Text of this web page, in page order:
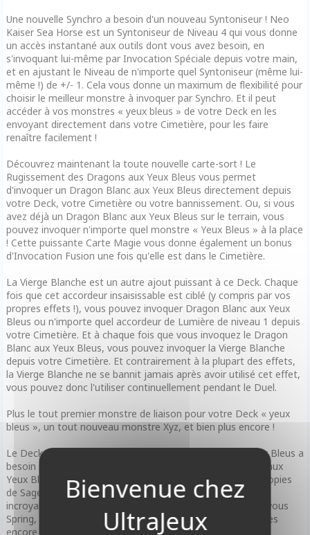
Une nouvelle Synchro a besoin d'un nouveau Syntoniseur ! Neo
Kaiser Sea Horse est un Syntoniseur de Niveau 4 qui vous donne
un accès instantané aux outils dont vous avez besoin, en
s'invoquant lui-même par Invocation Spéciale depuis votre main,
et en ajustant le Niveau de n'importe quel Syntoniseur (même lui-
même !) de +/- 1. Cela vous donne un maximum de flexibilité pour
choisir le meilleur monstre à invoquer par Synchro. Et il peut
accéder à vos monstres « yeux bleus » de votre Deck en les
envoyant directement dans votre Cimetière, pour les faire
renaître facilement !
Découvrez maintenant la toute nouvelle carte-sort ! Le
Rugissement des Dragons aux Yeux Bleus vous permet
d'invoquer un Dragon Blanc aux Yeux Bleus directement depuis
votre Deck, votre Cimetière ou votre bannissement. Ou, si vous
avez déjà un Dragon Blanc aux Yeux Bleus sur le terrain, vous
pouvez invoquer n'importe quel monstre « Yeux Bleus » à la place
! Cette puissante Carte Magie vous donne également un bonus
d'Invocation Fusion une fois qu'elle est dans le Cimetière.
La Vierge Blanche est un autre ajout puissant à ce Deck. Chaque
fois que cet accordeur insaisissable est ciblé (y compris par vos
propres effets !), vous pouvez invoquer Dragon Blanc aux Yeux
Bleus ou n'importe quel accordeur de Lumière de niveau 1 depuis
votre Cimetière. Et à chaque fois que vous invoquez le Dragon
Blanc aux Yeux Bleus, vous pouvez invoquer la Vierge Blanche
depuis votre Cimetière. Et contrairement à la plupart des effets,
la Vierge Blanche ne se bannit jamais après avoir utilisé cet effet,
vous pouvez donc l'utiliser continuellement pendant le Duel.
Plus le tout premier monstre de liaison pour votre Deck « yeux
bleus », un tout nouveau monstre Xyz, et bien plus encore !
Le Deck est rempli de cartes dont tout Duelliste aux Yeux Bleus a
besoin pour son Deck, comme le Dragon Blanc Alternatif aux
Yeux Bleus, le Dragon de Jet aux Yeux Bleus, et même 3 copies
de Sage aux Yeux Bleus ! Il contient également des cartes
incroyables comme Nibiru l'Être Primal, Ash Blossom & Joyous
Spring, Infinite Impermanence, Effect Veiler, et bien d'autres
encore !